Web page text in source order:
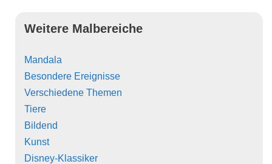
Weitere Malbereiche
Mandala
Besondere Ereignisse
Verschiedene Themen
Tiere
Bildend
Kunst
Disney-Klassiker